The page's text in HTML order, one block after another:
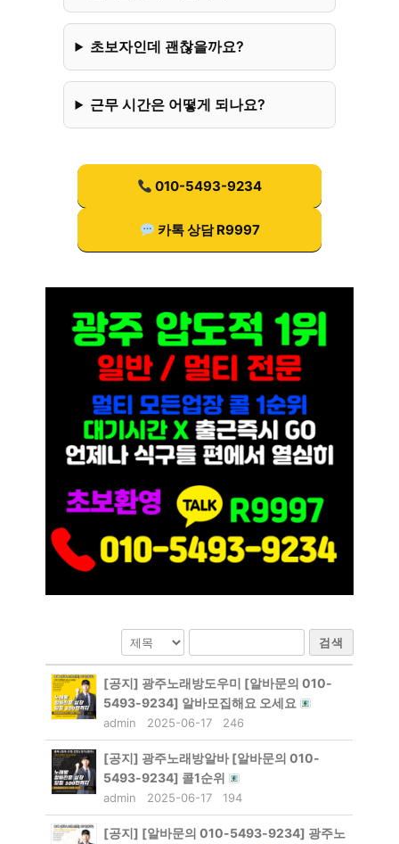
초보자인데 괜찮을까요?
근무 시간은 어떻게 되나요?
010-5493-9234
카톡 상담 R9997
검색
[공지] 광주노래방도우미 [알바문의 010-
5493-9234] 알바모집해요 오세요
admin 2025-06-17 246
[공지] 광주노래방알바 [알바문의 010-
5493-9234] 콜1순위
admin 2025-06-17 194
[공지] [알바문의 010-5493-9234] 광주노